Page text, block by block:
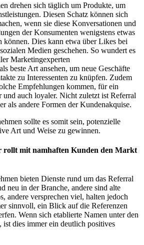
drehen sich täglich um Produkte, um
Diesen Schatz können sich
wenn sie diese Konversationen und
der Konsumenten wenigstens etwas
können. Dies kann etwa über Likes bei
Medien geschehen. So wundert es
Marketingexperten
beste Art ansehen, um neue Geschäfte
zu Interessenten zu knüpfen. Zudem
Empfehlungen kommen, für ein
und auch loyaler. Nicht zuletzt ist Referral
als andere Formen der Kundenakquise.
sollte es somit sein, potenzielle
Art und Weise zu gewinnen.
rollt mit namhaften Kunden den Markt
bieten Dienste rund um das Referral
neu in der Branche, andere sind alte
andere versprechen viel, halten jedoch
sinnvoll, ein Blick auf die Referenzen
Wenn sich etablierte Namen unter den
ist dies immer ein deutlich positives